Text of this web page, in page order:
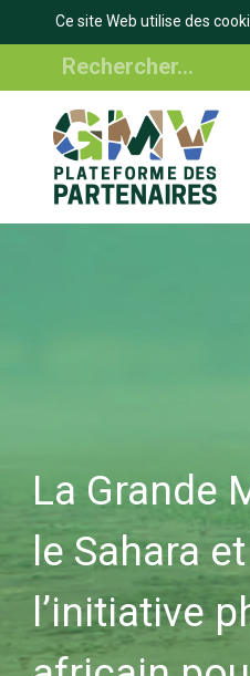
Ce site Web utilise des
au
contenu
principal
Rechercher
La Grande
le Sahara
l’initiative